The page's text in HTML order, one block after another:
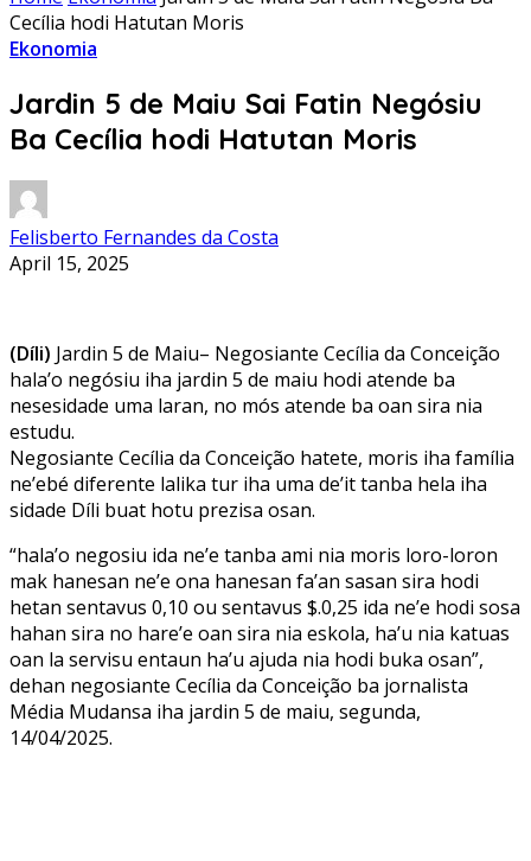
Cecília hodi Hatutan Moris
Ekonomia
Jardin 5 de Maiu Sai Fatin Negósiu
Ba Cecília hodi Hatutan Moris
Felisberto Fernandes da Costa
April 15, 2025
(Díli) Jardin 5 de Maiu– Negosiante Cecília da Conceição
hala’o negósiu iha jardin 5 de maiu hodi atende ba
nesesidade uma laran, no mós atende ba oan sira nia
estudu.
Negosiante Cecília da Conceição hatete, moris iha família
ne’ebé diferente lalika tur iha uma de’it tanba hela iha
sidade Díli buat hotu prezisa osan.
“hala’o negosiu ida ne’e tanba ami nia moris loro-loron
mak hanesan ne’e ona hanesan fa’an sasan sira hodi
hetan sentavus 0,10 ou sentavus $.0,25 ida ne’e hodi sosa
hahan sira no hare’e oan sira nia eskola, ha’u nia katuas
oan la servisu entaun ha’u ajuda nia hodi buka osan”,
dehan negosiante Cecília da Conceição ba jornalista
Média Mudansa iha jardin 5 de maiu, segunda,
14/04/2025.